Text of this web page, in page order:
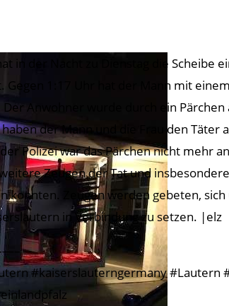
in der Nacht zu Dienstag die Scheibe
Gegen 1:17 Uhr hat der Mann mit
Der Anwohner wurde durch ein
der Mann und die Frau den
Polizei war das Pärchen nicht mehr
Zeugen der Tat und
konnten. Zeugen werden gebeten,
in Verbindung zu setzen. |elz
#kaiserslauterngermany #Lautern